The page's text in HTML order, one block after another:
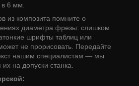
6 мм.
из композита помните о
диаметра фрезы: слишком
шрифты таблиц или
не прорисовать. Передайте
нашим специалистам — мы
на допуски станка.